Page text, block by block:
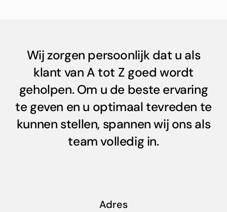
Wij zorgen persoonlijk dat u als
klant van A tot Z goed wordt
geholpen. Om u de beste ervaring
te geven en u optimaal tevreden te
kunnen stellen, spannen wij ons als
team volledig in.
Adres